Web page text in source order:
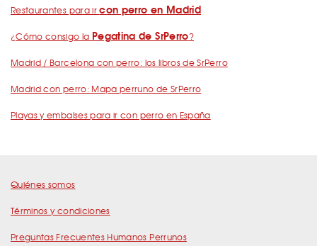
Restaurantes para ircon perro en Madrid
¿Cómo consigo la Pegatina de SrPerro?
Madrid / Barcelona con perro: los libros de SrPerro
Madrid con perro: Mapa perruno de SrPerro
Playas y embalses para ir con perro en España
Quiénes somos
Términos y condiciones
Preguntas Frecuentes Humanos Perrunos